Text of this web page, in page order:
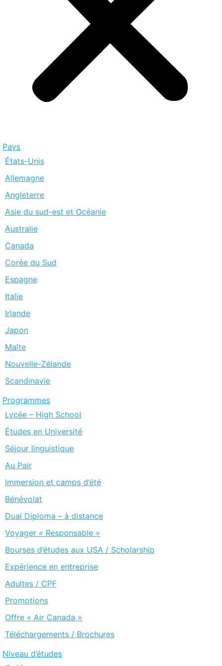
Pays
États-Unis
Allemagne
Angleterre
Asie du sud-est et Océanie
Australie
Canada
Corée du Sud
Espagne
Italie
Irlande
Japon
Malte
Nouvelle-Zélande
Scandinavie
Programmes
Lycée – High School
Études en Université
Séjour linguistique
Au Pair
Immersion et camps d’été
Bénévolat
Dual Diploma – à distance
Voyager « Responsable »
Bourses d’études aux USA / Scholarship
Expérience en entreprise
Adultes / CPF
Promotions
Offre « Air Canada »
Téléchargements / Brochures
Niveau d’études